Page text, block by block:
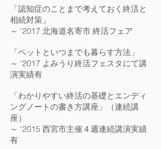
「認知症のことまで考えておく終活と
相続対策」
～ ‘2017 北海道名寄市 終活フェア
「ペットといつまでも暮らす方法」
～ ‘2017 よみうり終活フェスタにて講
演実績有
「わかりやすい終活の基礎とエンディ
ングノートの書き方講座」（連続講
座）
～ ‘2015 西宮市主催４週連続講演実績
有